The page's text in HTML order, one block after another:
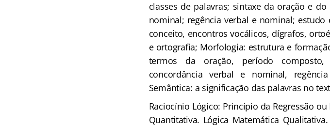
classes de palavras; sintaxe da oração e
nominal; regência verbal e nominal;
conceito, encontros vocálicos, dígrafos,
e ortografia; Morfologia: estrutura e
termos da oração, período
concordância verbal e nominal,
Semântica: a significação das palavras no
Raciocínio Lógico: Princípio da Regressão
Quantitativa. Lógica Matemática